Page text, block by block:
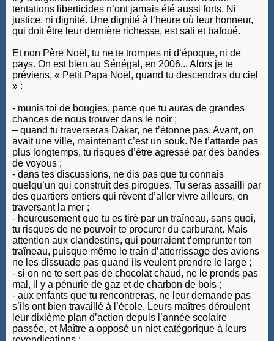
tentations liberticides n’ont jamais été aussi forts. Ni
justice, ni dignité. Une dignité à l’heure où leur honneur,
qui doit être leur dernière richesse, est sali et bafoué.
Et non Père Noël, tu ne te trompes ni d’époque, ni de
pays. On est bien au Sénégal, en 2006... Alors je te
préviens, « Petit Papa Noël, quand tu descendras du ciel
» :
- munis toi de bougies, parce que tu auras de grandes
chances de nous trouver dans le noir ;
– quand tu traverseras Dakar, ne t’étonne pas. Avant, on
avait une ville, maintenant c’est un souk. Ne t’attarde pas
plus longtemps, tu risques d’être agressé par des bandes
de voyous ;
- dans tes discussions, ne dis pas que tu connais
quelqu’un qui construit des pirogues. Tu seras assailli par
des quartiers entiers qui rêvent d’aller vivre ailleurs, en
traversant la mer ;
- heureusement que tu es tiré par un traîneau, sans quoi,
tu risques de ne pouvoir te procurer du carburant. Mais
attention aux clandestins, qui pourraient t’emprunter ton
traîneau, puisque même le train d’atterrissage des avions
ne les dissuade pas quand ils veulent prendre le large ;
- si on ne te sert pas de chocolat chaud, ne le prends pas
mal, il y a pénurie de gaz et de charbon de bois ;
- aux enfants que tu rencontreras, ne leur demande pas
s’ils ont bien travaillé à l’école. Leurs maîtres déroulent
leur dixième plan d’action depuis l’année scolaire
passée, et Maître a opposé un niet catégorique à leurs